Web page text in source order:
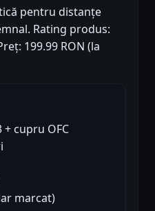
pentru distanțe
Rating produs:
199.99 RON (la
cupru OFC
marcat)